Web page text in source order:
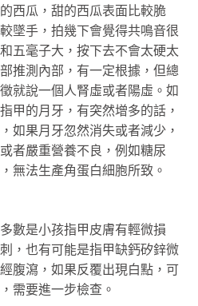
西瓜，甜的西瓜表面比較脆
墜手，拍幾下會覺得共鳴音很
五毫子大，按下去不會太硬太
推測內部，有一定根據，但總
就說一個人腎虛或者陽虛。如
甲的月牙，有突然增多的話，
如果月牙忽然消失或者減少，
者嚴重營養不良，例如糖尿
無法生產角蛋白細胞所致。
數是小孩指甲皮膚有輕微損
，也有可能是指甲缺鈣矽鋅微
腹瀉，如果反覆出現白點，可
需要進一步檢查。